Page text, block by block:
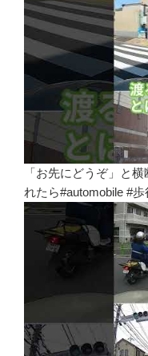
「お先にどうぞ」と
れたら#automobile #